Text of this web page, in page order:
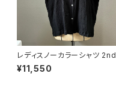
レディスノーカラーシャツ 2nd
ノースリーブ 黒×灰
¥11,550